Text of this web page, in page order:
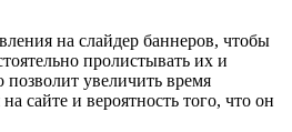
на слайдер баннеров, чтобы
пролистывать их и
увеличить время
сайте и вероятность того, что он